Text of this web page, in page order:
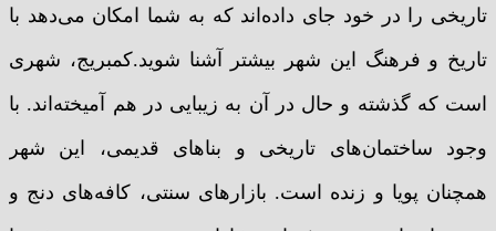
تاریخی را در خود جای داده‌اند که به شما امکان می‌دهد با
تاریخ و فرهنگ این شهر بیشتر آشنا شوید.کمبریج، شهری
است که گذشته و حال در آن به زیبایی در هم آمیخته‌اند. با
وجود ساختمان‌های تاریخی و بناهای قدیمی، این شهر
همچنان پویا و زنده است. بازارهای سنتی، کافه‌های دنج و